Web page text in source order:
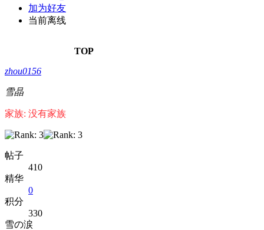
加为好友
当前离线
TOP
zhou0156
雪晶
家族: 没有家族
帖子
410
精华
0
积分
330
雪の涙